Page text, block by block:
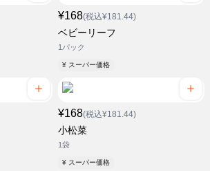
¥168(税込¥181.44)
ベビーリーフ
1パック
¥ スーパー価格
¥168(税込¥181.44)
小松菜
1袋
¥ スーパー価格